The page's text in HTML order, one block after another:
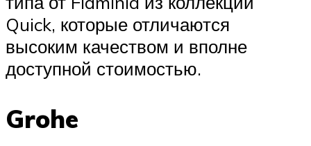
Quick, которые отличаются
высоким качеством и вполне
доступной стоимостью.
Grohe